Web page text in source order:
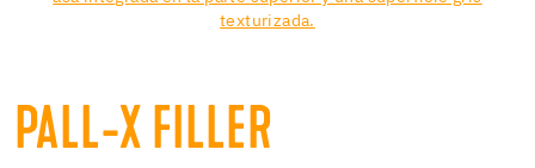
PALL-X FILLER